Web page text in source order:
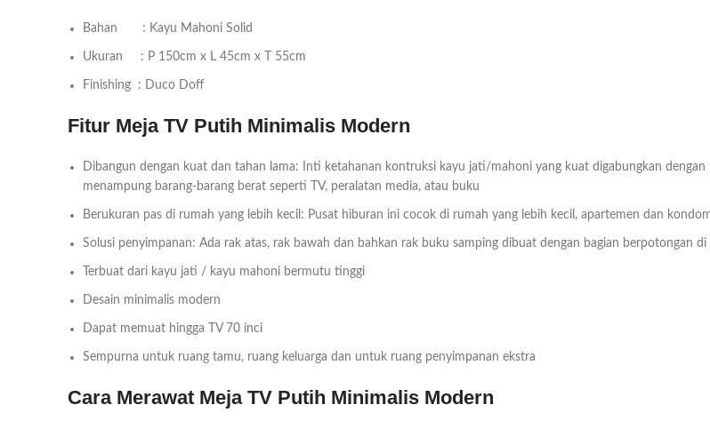
Bahan : Kayu Mahoni Solid
Ukuran : P 150cm x L 45cm x T 55cm
Finishing : Duco Doff
Fitur Meja TV Putih Minimalis Modern
Dibangun dengan kuat dan tahan lama: Inti ketahanan kontruksi kayu jati/mahoni yang kuat digabungkan
menampung barang-barang berat seperti TV, peralatan media, atau buku
Berukuran pas di rumah yang lebih kecil: Pusat hiburan ini cocok di rumah yang lebih kecil, apartemen dan
Solusi penyimpanan: Ada rak atas, rak bawah dan bahkan rak buku samping dibuat dengan bagian berpotongan
Terbuat dari kayu jati / kayu mahoni bermutu tinggi
Desain minimalis modern
Dapat memuat hingga TV 70 inci
Sempurna untuk ruang tamu, ruang keluarga dan untuk ruang penyimpanan ekstra
Cara Merawat Meja TV Putih Minimalis Modern